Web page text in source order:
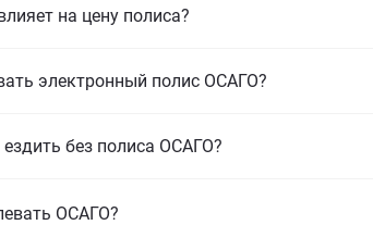
на цену полиса?
электронный полис ОСАГО?
без полиса ОСАГО?
ОСАГО?